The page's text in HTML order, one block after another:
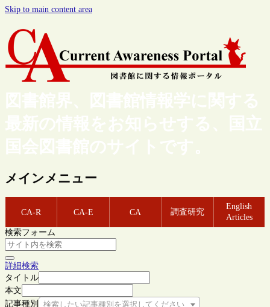
Skip to main content area
図書館界、図書館情報学に関する
最新の情報をお知らせする、国立
国会図書館のサイトです。
メインメニュー
CA-R CA-E CA 調査研究
English
Articles
検索フォーム
詳細検索
タイトル
本文
記事種別
検索したい記事種別を選択してください